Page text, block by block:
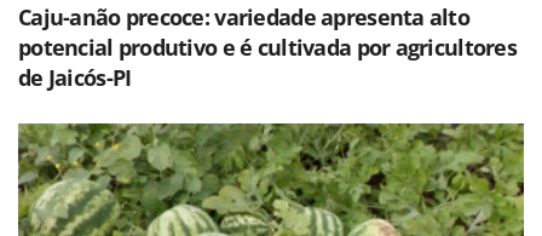
Caju-anão precoce: variedade apresenta alto
potencial produtivo e é cultivada por agricultores
de Jaicós-PI